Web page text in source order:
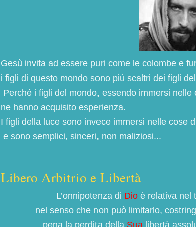
Gesù invita ad essere puri come le colombe e
i figli di questo mondo sono più scaltri dei figli
Perché i figli del mondo, essendo immersi nelle
ne hanno acquisito esperienza.
I figli della luce sono invece immersi nelle cose
e sono semplici, sinceri, non maliziosi...
Libero Arbitrio e Libertà
L’onnipotenza di Dioè relativa nel
nel senso che non può limitarlo,
pena la perdita della Sua libertà